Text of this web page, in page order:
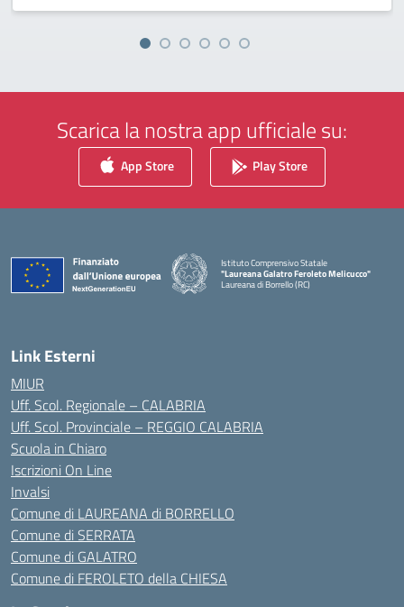
Scarica la nostra app ufficiale su:
App Store Play Store
Istituto Comprensivo Statale
"Laureana Galatro Feroleto Melicucco"
Laureana di Borrello (RC)
Link Esterni
MIUR
Uff. Scol. Regionale – CALABRIA
Uff. Scol. Provinciale – REGGIO CALABRIA
Scuola in Chiaro
Iscrizioni On Line
Invalsi
Comune di LAUREANA di BORRELLO
Comune di SERRATA
Comune di GALATRO
Comune di FEROLETO della CHIESA